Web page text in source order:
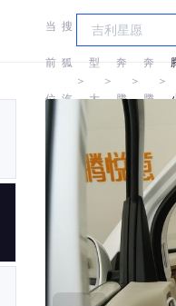
当
前
位
搜
狐
汽
＞
车
型
大
＞
奔
腾
＞
奔
腾
＞